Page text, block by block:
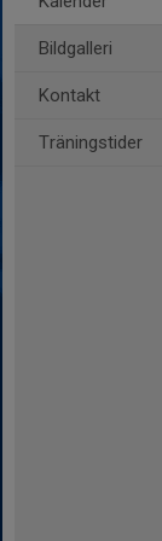
Bildgalleri
Kontakt
Träningstider